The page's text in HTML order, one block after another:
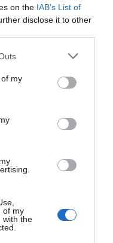
on the IAB’s List of
disclose it to other
my
of my
with the
يتم منحها بشكل عام بعد
التجارية الكبرى أو
قضايا الخداع.
ماذا يمكن أن
Instagram؟
يجب أن تكون على دراية
يمكنك أن تطلب من
ذكره. الحساب بحيث يتم